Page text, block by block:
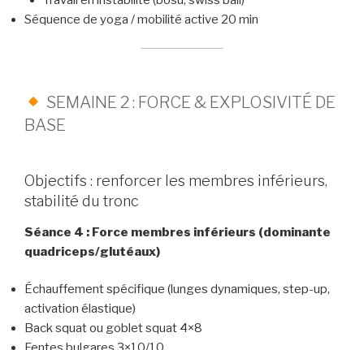
Séquence de yoga / mobilité active 20 min
SEMAINE 2 : FORCE & EXPLOSIVITÉ DE
BASE
Objectifs : renforcer les membres inférieurs,
stabilité du tronc
Séance 4 : Force membres inférieurs (dominante
quadriceps/glutéaux)
Échauffement spécifique (lunges dynamiques, step-up,
activation élastique)
Back squat ou goblet squat 4×8